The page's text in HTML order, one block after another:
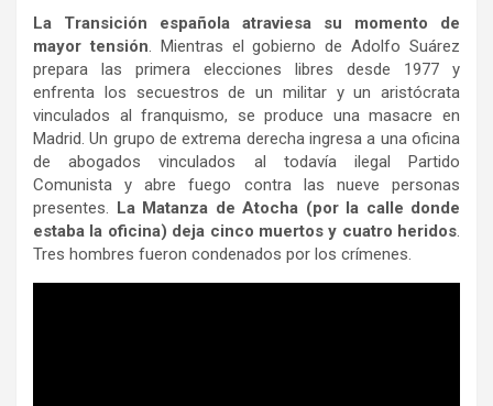
La Transición española atraviesa su momento de
mayor tensión. Mientras el gobierno de Adolfo Suárez
prepara las primera elecciones libres desde 1977 y
enfrenta los secuestros de un militar y un aristócrata
vinculados al franquismo, se produce una masacre en
Madrid. Un grupo de extrema derecha ingresa a una oficina
de abogados vinculados al todavía ilegal Partido
Comunista y abre fuego contra las nueve personas
presentes. La Matanza de Atocha (por la calle donde
estaba la oficina) deja cinco muertos y cuatro heridos.
Tres hombres fueron condenados por los crímenes.